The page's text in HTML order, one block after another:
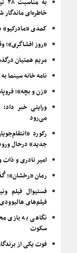
خاطره‌ای ماندگار
کمدی «مادرکیو»
«روز افشاگری»؛
مریم همتیان
نامه خانه سینما
«زن و بچه»؛
ورایتی خبر
می‌رود
رکورد
جدید» درحال
امیر نادری و ذات
رمان «رخشان»؛
فیلم‌های هالیوودی
نگاهی به بازی
سکوت
فوت یکی از